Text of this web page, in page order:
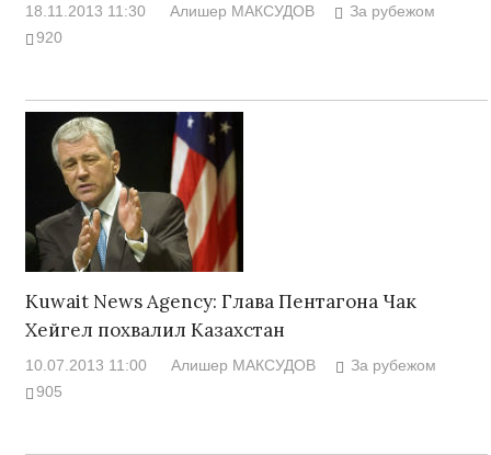
18.11.2013 11:30 Алишер МАКСУДОВ
За рубежом
920
Kuwait News Agency: Глава Пентагона Чак
Хейгел похвалил Казахстан
10.07.2013 11:00 Алишер МАКСУДОВ
За рубежом
905